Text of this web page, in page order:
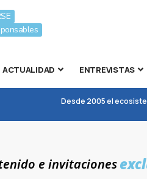
ACTUALIDAD ENTREVISTAS
Desde 2005 el
e invitaciones